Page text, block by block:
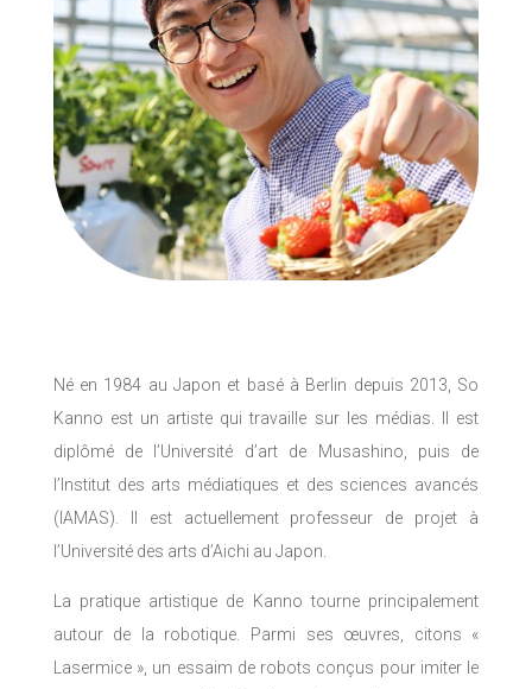
Né en 1984 au Japon et basé à Berlin depuis 2013, So
Kanno est un artiste qui travaille sur les médias. Il est
diplômé de l’Université d’art de Musashino, puis de
l’Institut des arts médiatiques et des sciences avancés
(IAMAS). Il est actuellement professeur de projet à
l’Université des arts d’Aichi au Japon.
La pratique artistique de Kanno tourne principalement
autour de la robotique. Parmi ses œuvres, citons «
Lasermice », un essaim de robots conçus pour imiter le